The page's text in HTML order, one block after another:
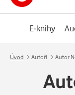
E-knihy
Úvod Autoři Autor